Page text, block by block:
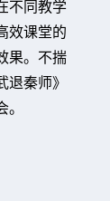
不同教学
效课堂的
果。不揣
秦师》